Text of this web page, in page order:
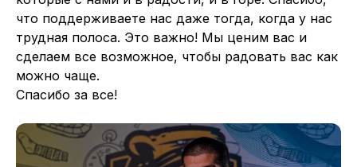
что поддерживаете нас даже тогда, когда у нас
трудная полоса. Это важно! Мы ценим вас и
сделаем все возможное, чтобы радовать вас как
можно чаще.
Спасибо за все!